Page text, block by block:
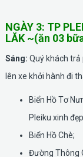
NGÀY 3: TP
LĂK ~(ăn 03
Sáng: Quý khách
lên xe khởi hành đi
Biển Hồ Tơ
Pleiku xinh đẹp.
Biển Hồ Chè;
Đường Thông